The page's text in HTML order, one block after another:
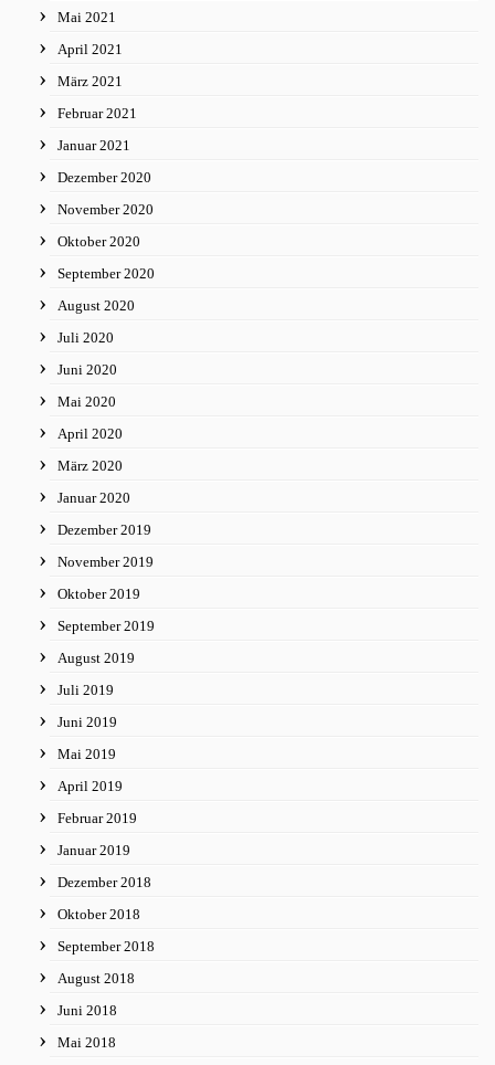
Mai 2021
April 2021
März 2021
Februar 2021
Januar 2021
Dezember 2020
November 2020
Oktober 2020
September 2020
August 2020
Juli 2020
Juni 2020
Mai 2020
April 2020
März 2020
Januar 2020
Dezember 2019
November 2019
Oktober 2019
September 2019
August 2019
Juli 2019
Juni 2019
Mai 2019
April 2019
Februar 2019
Januar 2019
Dezember 2018
Oktober 2018
September 2018
August 2018
Juni 2018
Mai 2018